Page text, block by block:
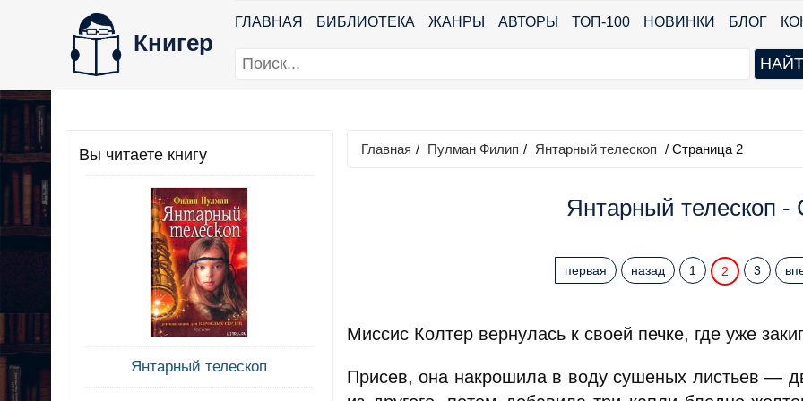
Книгер
ГЛАВНАЯ БИБЛИОТЕКА ЖАНРЫ АВТОРЫ ТОП-100 НОВИНКИ БЛОГ
Вы читаете книгу
Янтарный телескоп
Главная / Пулман Филип / Янтарный телескоп / Страница 2
Янтарный телескоп -
первая назад 1 2 3
Миссис Колтер вернулась к своей печке, где уже
Присев, она накрошила в воду сушеных листьев —